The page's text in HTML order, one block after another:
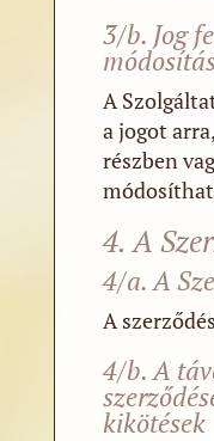
3/b. Jog
A
a jogot
részben
4. A
4/a. A
A
4/b. A
kikötések